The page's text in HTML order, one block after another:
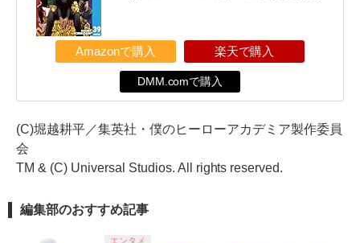
Amazonで購入 楽天で購入
DMM.comで購入
(C)堀越耕平／集英社・僕のヒーローアカデミア製作委員
会
TM & (C) Universal Studios. All rights reserved.
編集部のおすすめ記事
エンタメ